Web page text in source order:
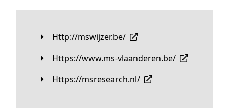
http://mswijzer.be/
https://www.ms-vlaanderen.be/
https://msresearch.nl/